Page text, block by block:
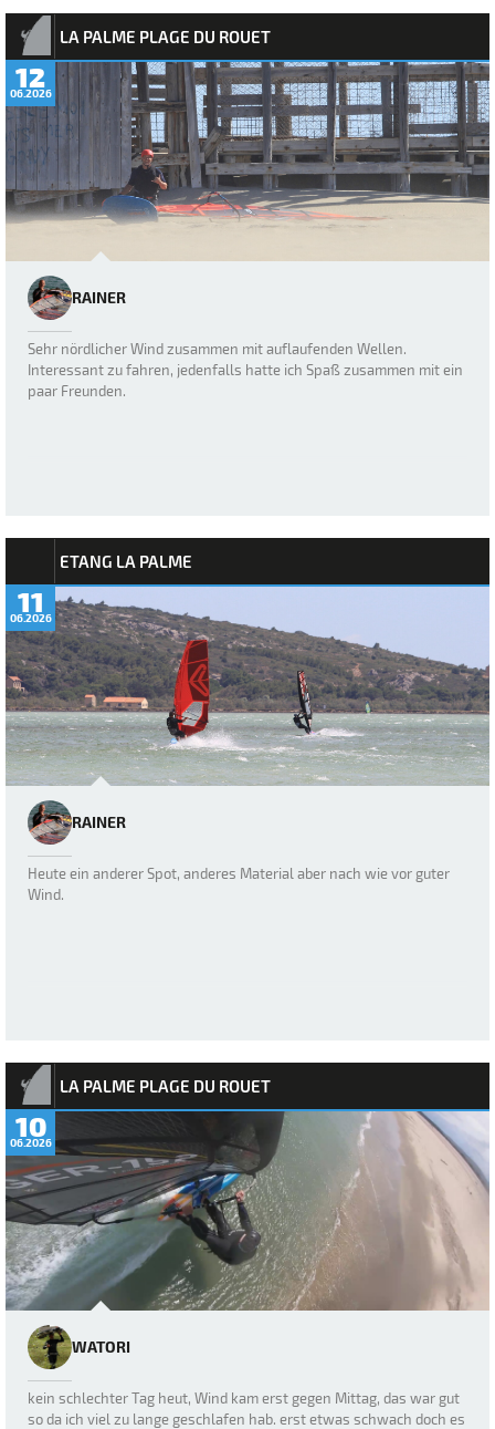
LA PALME PLAGE DU ROUET
12
06.2026
RAINER
Sehr nördlicher Wind zusammen mit auflaufenden Wellen.
Interessant zu fahren, jedenfalls hatte ich Spaß zusammen mit ein
paar Freunden.
ETANG LA PALME
11
06.2026
RAINER
Heute ein anderer Spot, anderes Material aber nach wie vor guter
Wind.
LA PALME PLAGE DU ROUET
10
06.2026
WATORI
kein schlechter Tag heut, Wind kam erst gegen Mittag, das war gut
so da ich viel zu lange geschlafen hab. erst etwas schwach doch es